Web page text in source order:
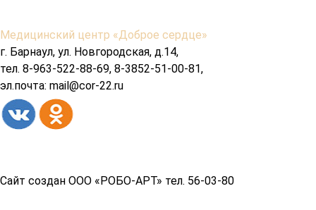
Содержимое
подвала
Медицинский центр «Доброе сердце»
г. Барнаул, ул. Новгородская, д.14,
тел. 8-963-522-88-69, 8-3852-51-00-81,
эл.почта: mail@cor-22.ru
Сайт создан ООО «РОБО-АРТ» тел. 56-03-80